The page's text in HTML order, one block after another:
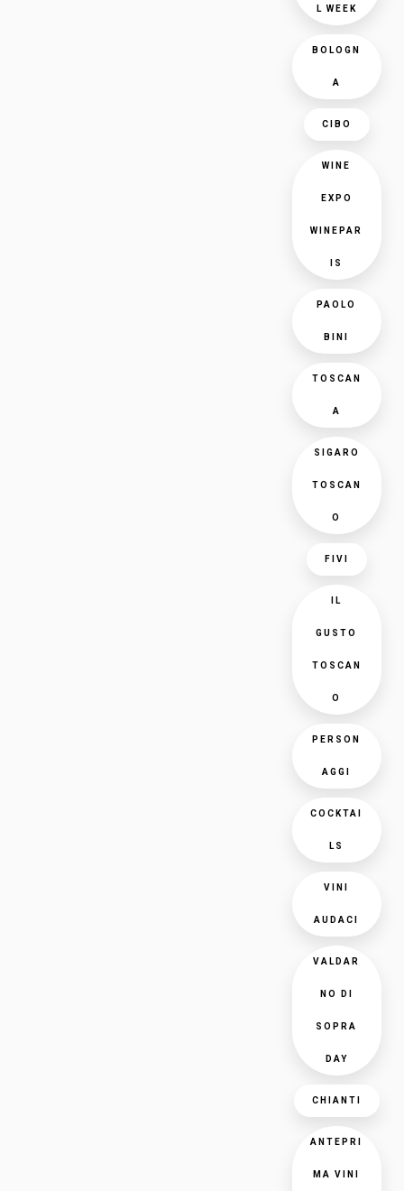
L WEEK
BOLOGN
A
CIBO
WINE
EXPO
WINEPAR
IS
PAOLO
BINI
TOSCAN
A
SIGARO
TOSCAN
O
FIVI
IL
GUSTO
TOSCAN
O
PERSON
AGGI
COCKTAI
LS
VINI
AUDACI
VALDAR
NO DI
SOPRA
DAY
CHIANTI
ANTEPRI
MA VINI